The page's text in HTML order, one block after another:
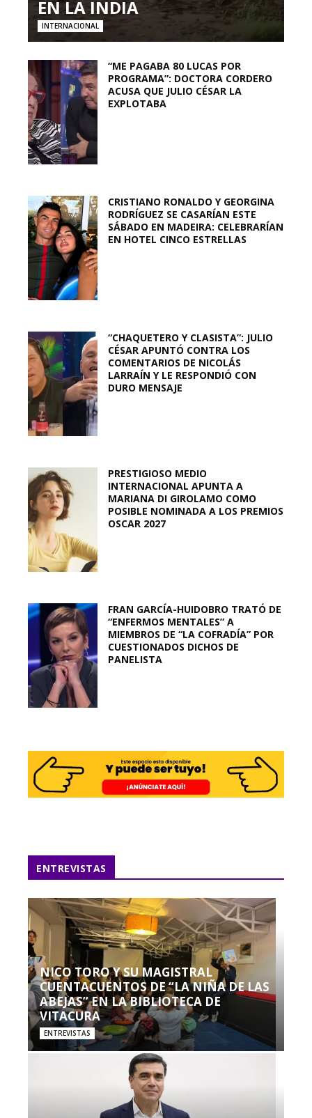
EN LA INDIA
INTERNACIONAL
“ME PAGABA 80 LUCAS POR
PROGRAMA”: DOCTORA CORDERO
ACUSA QUE JULIO CÉSAR LA
EXPLOTABA
CRISTIANO RONALDO Y GEORGINA
RODRÍGUEZ SE CASARÍAN ESTE
SÁBADO EN MADEIRA: CELEBRARÍAN
EN HOTEL CINCO ESTRELLAS
“CHAQUETERO Y CLASISTA”: JULIO
CÉSAR APUNTÓ CONTRA LOS
COMENTARIOS DE NICOLÁS
LARRAÍN Y LE RESPONDIÓ CON
DURO MENSAJE
PRESTIGIOSO MEDIO
INTERNACIONAL APUNTA A
MARIANA DI GIROLAMO COMO
POSIBLE NOMINADA A LOS PREMIOS
OSCAR 2027
FRAN GARCÍA-HUIDOBRO TRATÓ DE
“ENFERMOS MENTALES” A
MIEMBROS DE “LA COFRADÍA” POR
CUESTIONADOS DICHOS DE
PANELISTA
ENTREVISTAS
NICO TORO Y SU MAGISTRAL
CUENTACUENTOS DE “LA NIÑA DE LAS
ABEJAS” EN LA BIBLIOTECA DE
VITACURA
ENTREVISTAS